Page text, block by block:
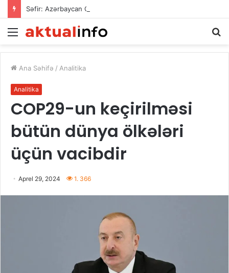
Menu
Ana Səhifə / Analitika
Analitika
COP29-un keçirilməsi
bütün dünya ölkələri
üçün vacibdir
Aprel 29, 2024 1. 366